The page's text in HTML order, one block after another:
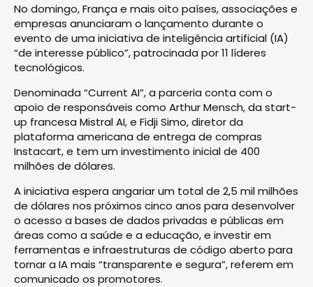
No domingo, França e mais oito países, associações e
empresas anunciaram o lançamento durante o
evento de uma iniciativa de inteligência artificial (IA)
“de interesse público”, patrocinada por 11 líderes
tecnológicos.
Denominada “Current AI”, a parceria conta com o
apoio de responsáveis como Arthur Mensch, da start-
up francesa Mistral AI, e Fidji Simo, diretor da
plataforma americana de entrega de compras
Instacart, e tem um investimento inicial de 400
milhões de dólares.
A iniciativa espera angariar um total de 2,5 mil milhões
de dólares nos próximos cinco anos para desenvolver
o acesso a bases de dados privadas e públicas em
áreas como a saúde e a educação, e investir em
ferramentas e infraestruturas de código aberto para
tornar a IA mais “transparente e segura”, referem em
comunicado os promotores.